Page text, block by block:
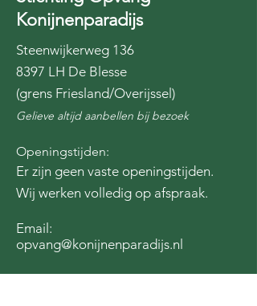
Konijnenparadijs
Steenwijkerweg 136
8397 LH De Blesse
(grens Friesland/Overijssel)
Gelieve altijd aanbellen bij bezoek
Openingstijden:
Er zijn geen vaste openingstijden.
Wij werken volledig op afspraak.
Email:
opvang@konijnenparadijs.nl